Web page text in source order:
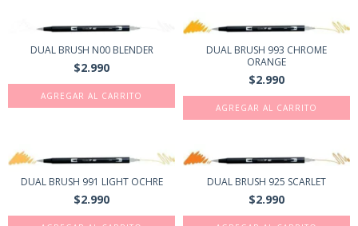
DUAL BRUSH N00 BLENDER
$2.990
DUAL BRUSH 993 CHROME
ORANGE
$2.990
DUAL BRUSH 991 LIGHT OCHRE
$2.990
DUAL BRUSH 925 SCARLET
$2.990